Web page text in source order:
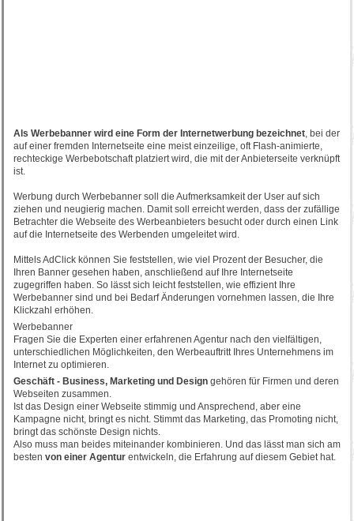
Als Werbebanner wird eine Form der Internetwerbung bezeichnet, bei der
auf einer fremden Internetseite eine meist einzeilige, oft Flash-animierte,
rechteckige Werbebotschaft platziert wird, die mit der Anbieterseite verknüpft
ist.
Werbung durch Werbebanner soll die Aufmerksamkeit der User auf sich
ziehen und neugierig machen. Damit soll erreicht werden, dass der zufällige
Betrachter die Webseite des Werbeanbieters besucht oder durch einen Link
auf die Internetseite des Werbenden umgeleitet wird.
Mittels AdClick können Sie feststellen, wie viel Prozent der Besucher, die
Ihren Banner gesehen haben, anschließend auf Ihre Internetseite
zugegriffen haben. So lässt sich leicht feststellen, wie effizient Ihre
Werbebanner sind und bei Bedarf Änderungen vornehmen lassen, die Ihre
Klickzahl erhöhen.
Werbebanner
Fragen Sie die Experten einer erfahrenen Agentur nach den vielfältigen,
unterschiedlichen Möglichkeiten, den Werbeauftritt Ihres Unternehmens im
Internet zu optimieren.
Geschäft - Business, Marketing und Design gehören für Firmen und deren
Webseiten zusammen.
Ist das Design einer Webseite stimmig und Ansprechend, aber eine
Kampagne nicht, bringt es nicht. Stimmt das Marketing, das Promoting nicht,
bringt das schönste Design nichts.
Also muss man beides miteinander kombinieren. Und das lässt man sich am
besten von einer Agentur entwickeln, die Erfahrung auf diesem Gebiet hat.